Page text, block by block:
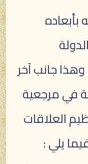
بأبعاده
وهذا جانب آخر
في مرجعية
العلاقات
يلي :